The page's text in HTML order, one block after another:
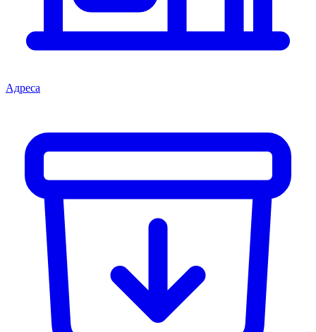
Адреса